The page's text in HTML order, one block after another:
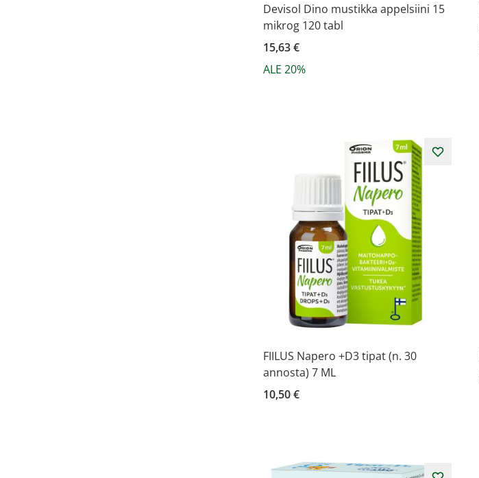
Devisol Dino mustikka appelsiini 15
mikrog 120 tabl
15,63 €
ALE 20%
FIILUS Napero +D3 tipat (n. 30
annosta) 7 ML
10,50 €